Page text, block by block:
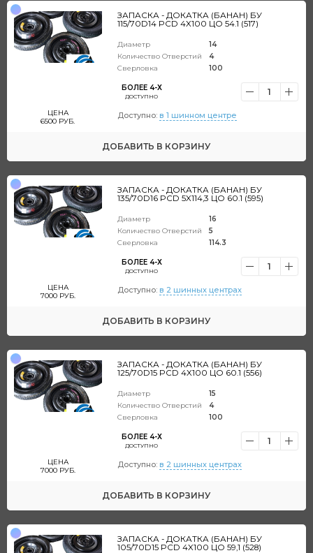
ЦЕНА
6500 РУБ.
ЗАПАСКА - ДОКАТКА (БАНАН) БУ
115/70D14 PCD 4X100 ЦО 54.1 (517)
Диаметр
Количество Отверстий
Сверловка
14
4
100
БОЛЕЕ 4-Х
ДОСТУПНО 1
Доступно: в 1 шинном центре
ДОБАВИТЬ В КОРЗИНУ
ЦЕНА
7000РУБ.
ЗАПАСКА - ДОКАТКА (БАНАН) БУ
135/70D16 PCD 5X114,3 ЦО 60.1 (595)
Диаметр
Количество Отверстий
Сверловка
16
5
114.3
БОЛЕЕ 4-Х
ДОСТУПНО 1
Доступно: в 2 шинных центрах
ДОБАВИТЬ В КОРЗИНУ
ЦЕНА
7000РУБ.
ЗАПАСКА - ДОКАТКА (БАНАН) БУ
125/70D15 PCD 4X100 ЦО 60.1 (556)
Диаметр
Количество Отверстий
Сверловка
15
4
100
БОЛЕЕ 4-Х
ДОСТУПНО 1
Доступно: в 2 шинных центрах
ДОБАВИТЬ В КОРЗИНУ
ЗАПАСКА - ДОКАТКА (БАНАН) БУ
105/70D15 PCD 4X100 ЦО 59,1 (528)